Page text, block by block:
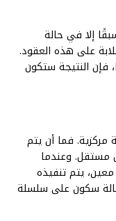
إلا في حالة
على هذه العقود.
فإن النتيجة ستكون
فما أن يتم
مستقل. وعندما
يتم تنفيذه
سكون على سلسلة